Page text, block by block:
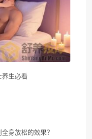
生必看
身放松的效果？